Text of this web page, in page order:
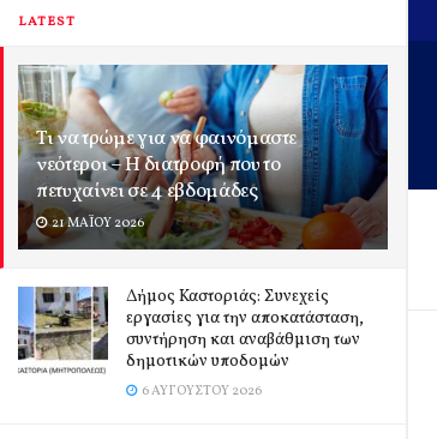
LATEST
Τι να τρώμε για να φαινόμαστε
νεότεροι – Η διατροφή που το
πετυχαίνει σε 4 εβδομάδες
21 ΜΑΪ́ΟΥ 2026
Δήμος Καστοριάς: Συνεχείς
εργασίες για την αποκατάσταση,
συντήρηση και αναβάθμιση των
δημοτικών υποδομών
6 ΑΥΓΟΎΣΤΟΥ 2026